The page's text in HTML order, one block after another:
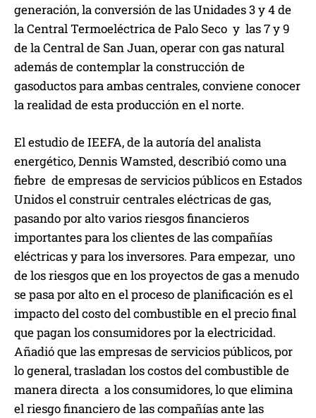
u
d
o
generación, la conversión de las Unidades 3 y 4 de
la Central Termoeléctrica de Palo Seco y las 7 y 9
de la Central de San Juan, operar con gas natural
además de contemplar la construcción de
gasoductos para ambas centrales, conviene conocer
la realidad de esta producción en el norte.
El estudio de IEEFA, de la autoría del analista
energético, Dennis Wamsted, describió como una
fiebre de empresas de servicios públicos en Estados
Unidos el construir centrales eléctricas de gas,
pasando por alto varios riesgos financieros
importantes para los clientes de las compañías
eléctricas y para los inversores. Para empezar, uno
de los riesgos que en los proyectos de gas a menudo
se pasa por alto en el proceso de planificación es el
impacto del costo del combustible en el precio final
que pagan los consumidores por la electricidad.
Añadió que las empresas de servicios públicos, por
lo general, trasladan los costos del combustible de
manera directa a los consumidores, lo que elimina
el riesgo financiero de las compañías ante las